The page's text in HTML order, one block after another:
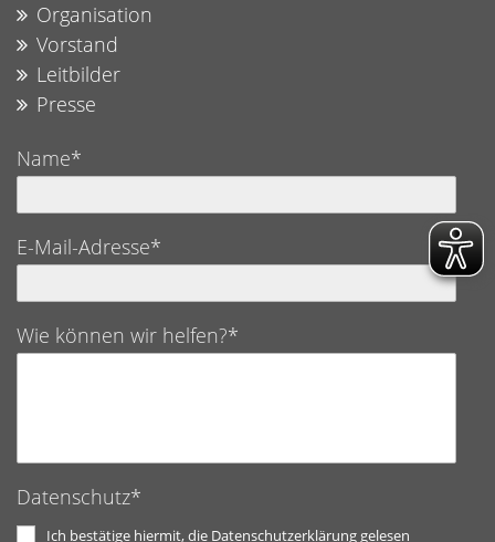
Organisation
Vorstand
Leitbilder
Presse
Name*
E-Mail-Adresse*
Wie können wir helfen?*
Datenschutz*
Ich bestätige hiermit, die Datenschutzerklärung gelesen